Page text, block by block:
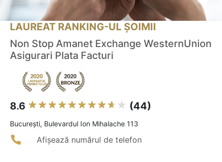
LAUREAT RANKING-UL ȘOIMII
Non Stop Amanet Exchange WesternUnion
Asigurari Plata Facturi
8.6 (44)
Bucureşti, Bulevardul Ion Mihalache 113
Afișează numărul de telefon